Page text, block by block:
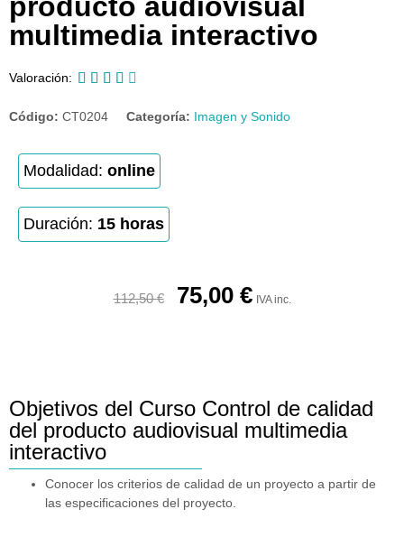
multimedia interactivo
Valoración:     
Código: CT0204 Categoría: Imagen y Sonido
Modalidad: online
Duración: 15 horas
112,50€ 75,00 € IVA inc.
Objetivos del Curso Control de calidad
del producto audiovisual multimedia
interactivo
Conocer los criterios de calidad de un proyecto a partir de
las especificaciones del proyecto.